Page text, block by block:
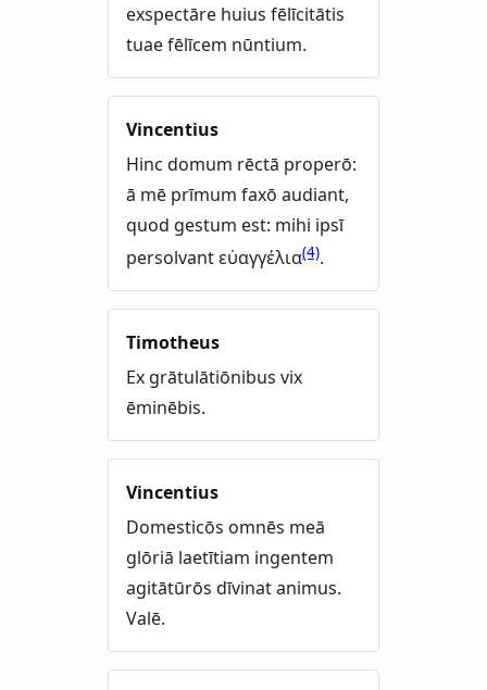
exspectāre huius fēlīcitātis
tuae fēlīcem nūntium.
Vincentius
Hinc domum rēctā properō:
ā mē prīmum faxō audiant,
quod gestum est: mihi ipsī
persolvant εὐαγγέλια(4).
Timotheus
Ex grātulātiōnibus vix
ēminēbis.
Vincentius
Domesticōs omnēs meā
glōriā laetītiam ingentem
agitātūrōs dīvinat animus.
Valē.